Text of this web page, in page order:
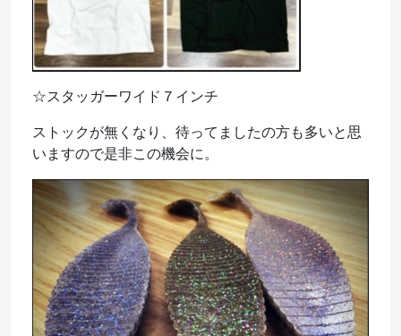
☆スタッガーワイド７インチ
ストックが無くなり、待ってましたの方も多いと思
いますので是非この機会に。